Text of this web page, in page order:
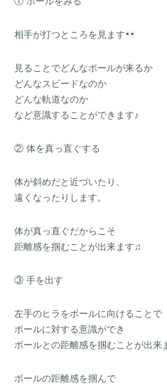
相手が打つところを見ます
見ることでどんなボールが来るか
どんなスピードなのか
どんな軌道なのか
など意識することができます♪
② 体を真っ直ぐする
体が斜めだと近づいたり、
遠くなったりします。
体が真っ直ぐだからこそ
距離感を掴むことが出来ます♫
③ 手を出す
左手のヒラをボールに向けることで
ボールに対する意識ができ
ボールとの距離感を掴むことが出来
ボールの距離感を掴んで